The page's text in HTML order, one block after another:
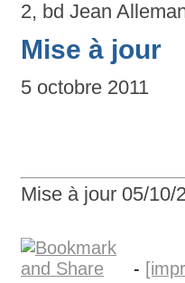
2, bd Jean
Mise à jour
5 octobre 2011
Mise à jour 05/10/
-